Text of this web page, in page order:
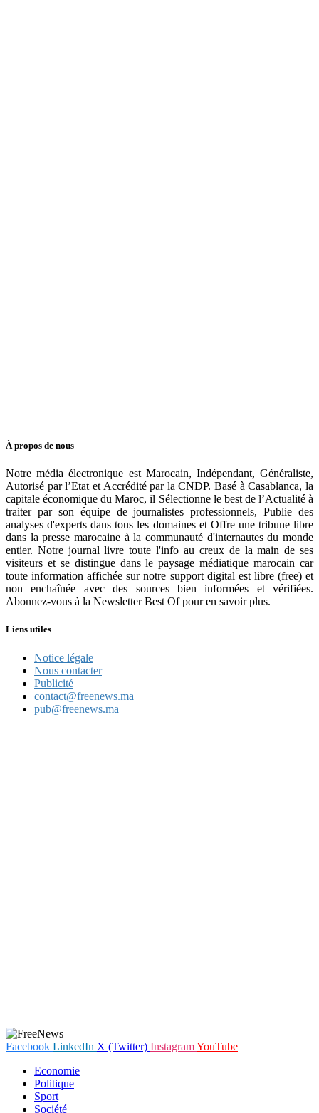
À propos de nous
Notre média électronique est Marocain, Indépendant, Généraliste,
Autorisé par l’Etat et Accrédité par la CNDP. Basé à Casablanca, la
capitale économique du Maroc, il Sélectionne le best de l’Actualité à
traiter par son équipe de journalistes professionnels, Publie des
analyses d'experts dans tous les domaines et Offre une tribune libre
dans la presse marocaine à la communauté d'internautes du monde
entier. Notre journal livre toute l'info au creux de la main de ses
visiteurs et se distingue dans le paysage médiatique marocain car
toute information affichée sur notre support digital est libre (free) et
non enchaînée avec des sources bien informées et vérifiées.
Abonnez-vous à la Newsletter Best Of pour en savoir plus.
Liens utiles
Notice légale
Nous contacter
Publicité
contact@freenews.ma
pub@freenews.ma
Facebook LinkedIn X (Twitter) InstagramYouTube
Economie
Politique
Sport
Société